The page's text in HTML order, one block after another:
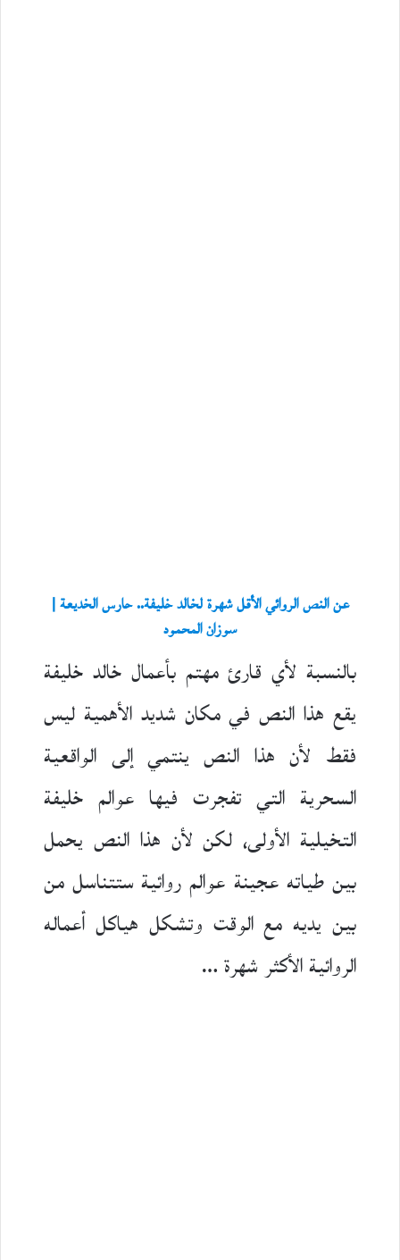
عن النص الروائي الأقل شهرة لخالد خليفة.. حارس الخديعة |
سوزان المحمود
بالنسبة لأي قارئ مهتم بأعمال خالد خليفة
يقع هذا النص في مكان شديد الأهمية ليس
فقط لأن هذا النص ينتمي إلى الواقعية
السحرية التي تفجرت فيها عوالم خليفة
التخيلية الأولى، لكن لأن هذا النص يحمل
بين طياته عجينة عوالم روائية ستتناسل من
بين يديه مع الوقت وتشكل هياكل أعماله
الروائية الأكثر شهرة …